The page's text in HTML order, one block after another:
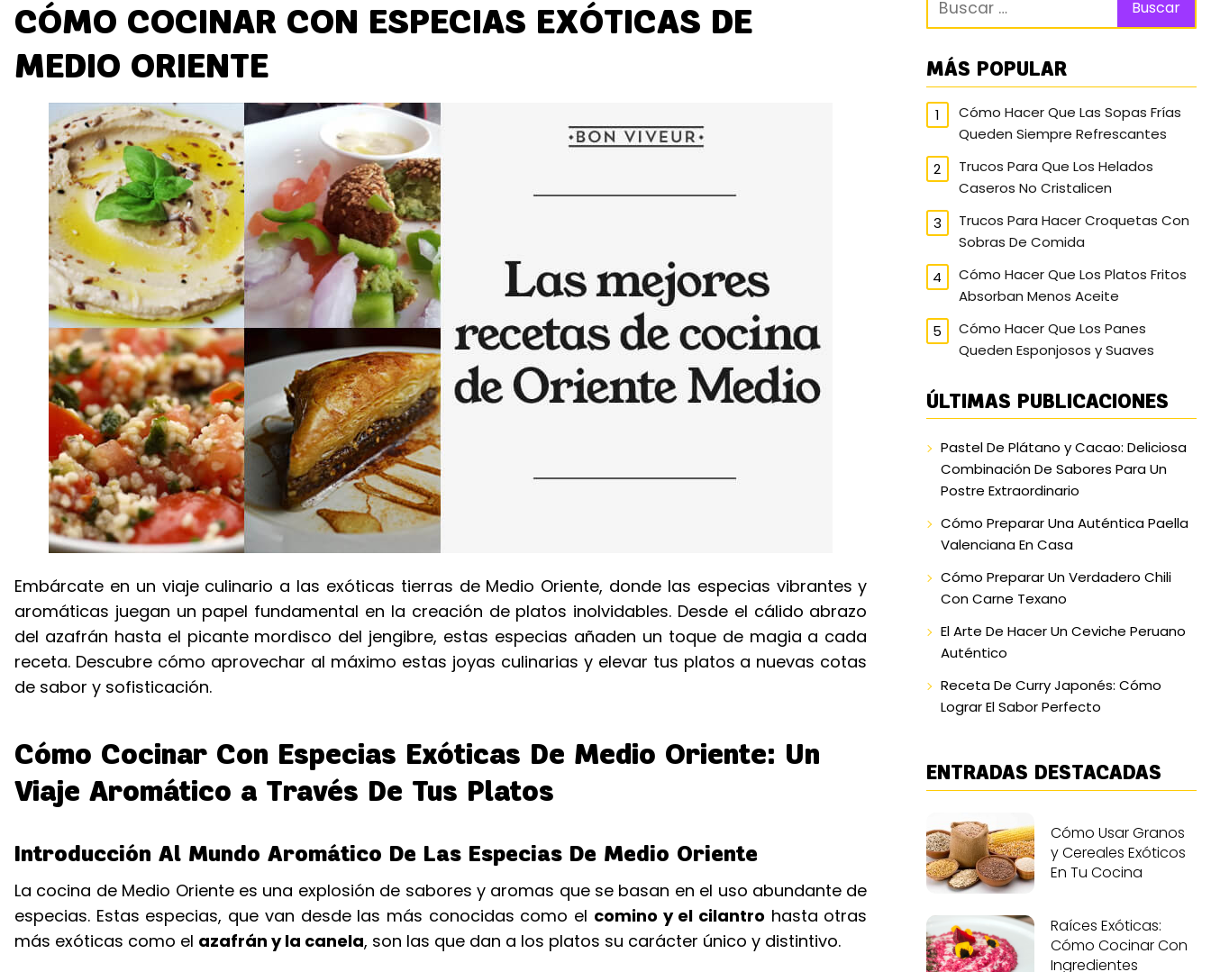
CÓMO COCINAR CON ESPECIAS EXÓTICAS DE
MEDIO ORIENTE
Embárcate en un viaje culinario a las exóticas tierras de Medio Oriente, donde las especias vibrantes y
aromáticas juegan un papel fundamental en la creación de platos inolvidables. Desde el cálido abrazo
del azafrán hasta el picante mordisco del jengibre, estas especias añaden un toque de magia a cada
receta. Descubre cómo aprovechar al máximo estas joyas culinarias y elevar tus platos a nuevas cotas
de sabor y sofisticación.
Cómo Cocinar Con Especias Exóticas De Medio Oriente: Un
Viaje Aromático a Través De Tus Platos
Introducción Al Mundo Aromático De Las Especias De Medio Oriente
La cocina de Medio Oriente es una explosión de sabores y aromas que se basan en el uso abundante de
especias. Estas especias, que van desde las más conocidas como el comino y el cilantro hasta otras
más exóticas como el azafrán y la canela, son las que dan a los platos su carácter único y distintivo.
MÁS POPULAR
Cómo Hacer Que Las Sopas Frías
Queden Siempre Refrescantes
Trucos Para Que Los Helados
Caseros No Cristalicen
Trucos Para Hacer Croquetas Con
Sobras De Comida
Cómo Hacer Que Los Platos Fritos
Absorban Menos Aceite
Cómo Hacer Que Los Panes
Queden Esponjosos y Suaves
ÚLTIMAS PUBLICACIONES
Pastel De Plátano y Cacao: Deliciosa
Combinación De Sabores Para Un
Postre Extraordinario
Cómo Preparar Una Auténtica Paella
Valenciana En Casa
Cómo Preparar Un Verdadero Chili
Con Carne Texano
El Arte De Hacer Un Ceviche Peruano
Auténtico
Receta De Curry Japonés: Cómo
Lograr El Sabor Perfecto
ENTRADAS DESTACADAS
Cómo Usar Granos
y Cereales Exóticos
En Tu Cocina
Raíces Exóticas:
Cómo Cocinar Con
Ingredientes